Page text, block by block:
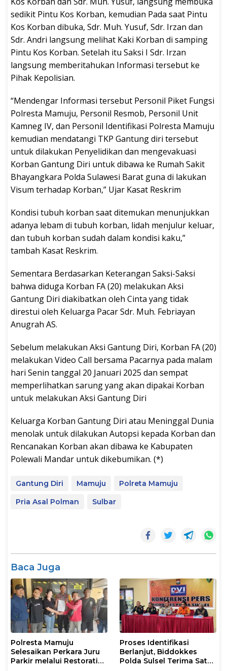
sedikit Pintu Kos Korban, kemudian Pada saat Pintu
Kos Korban dibuka, Sdr. Muh. Yusuf, Sdr. Irzan dan
Sdr. Andri langsung melihat Kaki Korban di samping
Pintu Kos Korban. Setelah itu Saksi I Sdr. Irzan
langsung memberitahukan Informasi tersebut ke
Pihak Kepolisian.
“Mendengar Informasi tersebut Personil Piket Fungsi
Polresta Mamuju, Personil Resmob, Personil Unit
Kamneg IV, dan Personil Identifikasi Polresta Mamuju
kemudian mendatangi TKP Gantung diri tersebut
untuk dilakukan Penyelidikan dan mengevakuasi
Korban Gantung Diri untuk dibawa ke Rumah Sakit
Bhayangkara Polda Sulawesi Barat guna di lakukan
Visum terhadap Korban,” Ujar Kasat Reskrim
Kondisi tubuh korban saat ditemukan menunjukkan
adanya lebam di tubuh korban, lidah menjulur keluar,
dan tubuh korban sudah dalam kondisi kaku,”
tambah Kasat Reskrim.
Sementara Berdasarkan Keterangan Saksi-Saksi
bahwa diduga Korban FA (20) melakukan Aksi
Gantung Diri diakibatkan oleh Cinta yang tidak
direstui oleh Keluarga Pacar Sdr. Muh. Febriayan
Anugrah AS.
Sebelum melakukan Aksi Gantung Diri, Korban FA (20)
melakukan Video Call bersama Pacarnya pada malam
hari Senin tanggal 20 Januari 2025 dan sempat
memperlihatkan sarung yang akan dipakai Korban
untuk melakukan Aksi Gantung Diri
Keluarga Korban Gantung Diri atau Meninggal Dunia
menolak untuk dilakukan Autopsi kepada Korban dan
Rencanakan Korban akan dibawa ke Kabupaten
Polewali Mandar untuk dikebumikan. (*)
Gantung Diri Mamuju
Polreta Mamuju
Pria Asal Polman
Sulbar
Baca Juga
Polresta Mamuju
Selesaikan Perkara Juru
Parkir melalui Restorative
Proses Identifikasi
Berlanjut, Biddokkes
Polda Sulsel Terima Satu